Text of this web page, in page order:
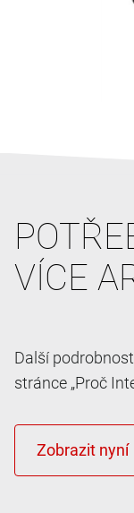
VÍCE
Další
stránce „Proč